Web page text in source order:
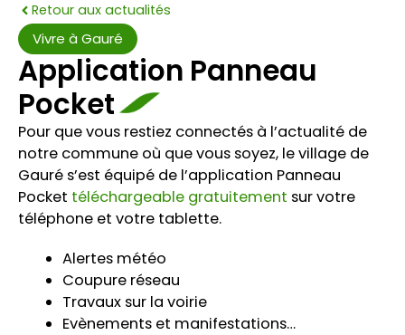
Retour aux actualités
Vivre à Gauré
Application Panneau
Pocket
Pour que vous restiez connectés à l’actualité de
notre commune où que vous soyez, le village de
Gauré s’est équipé de l’application Panneau
Pocket téléchargeable gratuitement sur votre
téléphone et votre tablette.
Alertes météo
Coupure réseau
Travaux sur la voirie
Evènements et manifestations…